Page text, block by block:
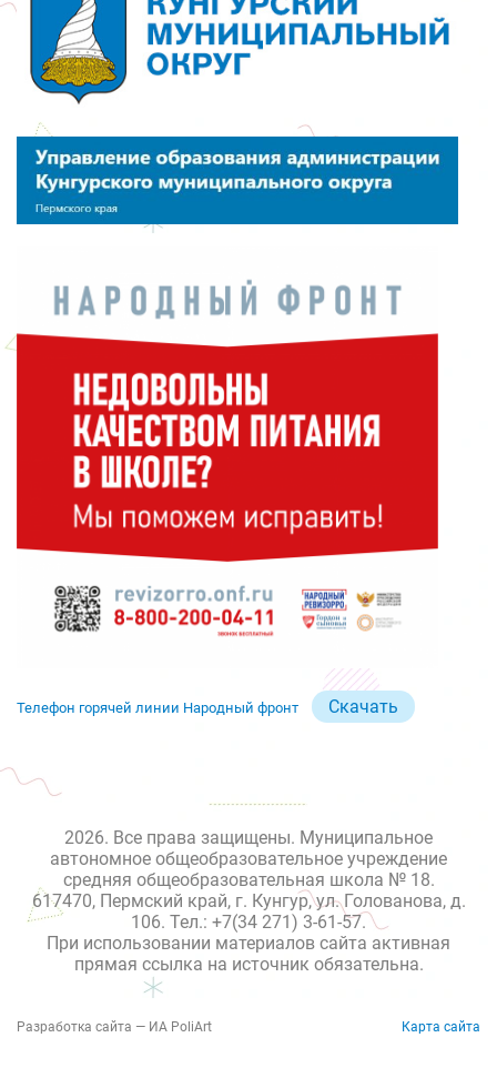
Телефон горячей линии Народный фронт Скачать
2026. Все права защищены. Муниципальное
автономное общеобразовательное учреждение
средняя общеобразовательная школа № 18.
617470, Пермский край, г. Кунгур, ул. Голованова, д.
106. Тел.: +7(34 271) 3-61-57.
При использовании материалов сайта активная
прямая ссылка на источник обязательна.
Разработка сайта — ИА PoliArt Карта сайта